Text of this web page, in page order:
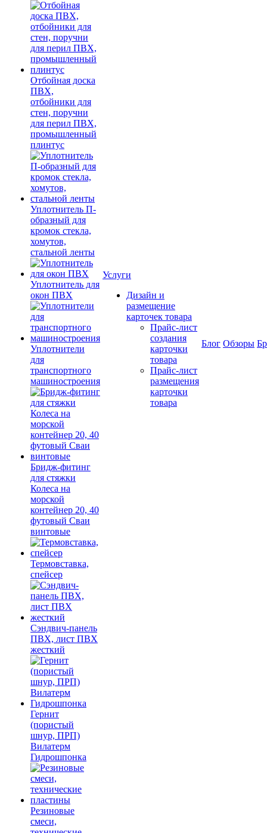
Отбойная доска
ПВХ,
отбойники для
стен, поручни
для перил ПВХ,
промышленный
плинтус
Уплотнитель П-
образный для
кромок стекла,
хомутов,
стальной ленты
Уплотнитель для
окон ПВХ
Уплотнители
для
транспортного
машиностроения
Бридж-фитинг
для стяжки
Колеса на
морской
контейнер 20, 40
футовый Сваи
винтовые
Термовставка,
спейсер
Сэндвич-панель
ПВХ, лист ПВХ
жесткий
Гернит
(пористый
шнур, ПРП)
Вилатерм
Гидрошпонка
Резиновые
смеси,
Услуги
Дизайн и
размещение
карточек товара
Прайс-лист
создания
карточки
товара
Прайс-лист
размещения
карточки
товара
Блог Обзоры